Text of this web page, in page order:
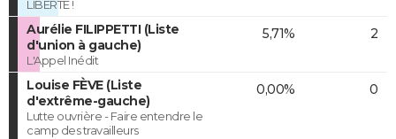
LIBERTÉ !
Aurélie FILIPPETTI (Liste
d'union à gauche)
L'Appel Inédit
5,71% 2
Louise FÈVE (Liste
d'extrême-gauche)
Lutte ouvrière - Faire entendre le
camp des travailleurs
0,00% 0